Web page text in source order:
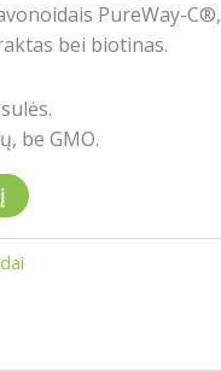
PureWay-C®,
bei biotinas.
be GMO.